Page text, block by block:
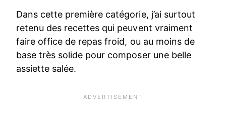
Dans cette première catégorie, j’ai surtout
retenu des recettes qui peuvent vraiment
faire office de repas froid, ou au moins de
base très solide pour composer une belle
assiette salée.